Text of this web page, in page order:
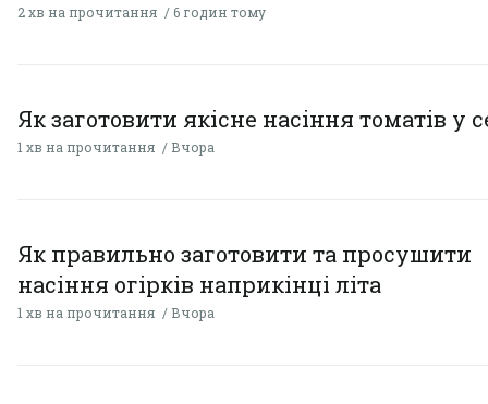
2 хв на прочитання 6 годин тому
Як заготовити якісне насіння томатів у
1 хв на прочитання Вчора
Як правильно заготовити та просушити
насіння огірків наприкінці літа
1 хв на прочитання Вчора